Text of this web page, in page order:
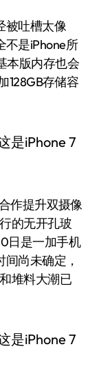
被吐槽太像
不是iPhone所
本版内存也会
128GB存储容
作提升双摄像
的无开孔玻
日是一加手机
尚未确定，
堆料大潮已